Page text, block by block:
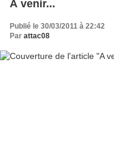
A venir...
Publié le 30/03/2011 à 22:42
Par attac08